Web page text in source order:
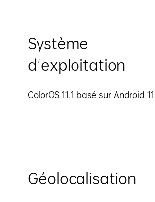
Système
d'exploitation
ColorOS 11.1 basé sur Android 11
Géolocalisation